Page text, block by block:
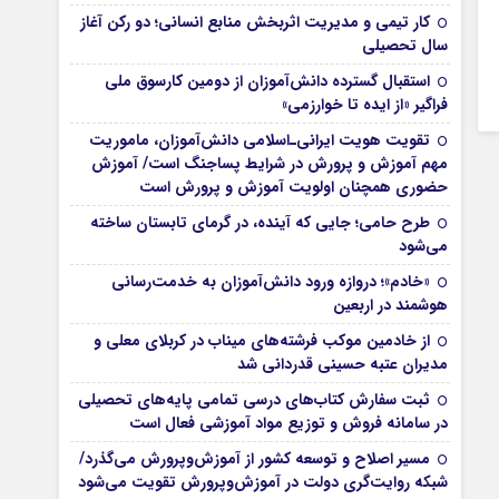
کار تیمی و مدیریت اثربخش منابع انسانی؛ دو رکن آغاز
سال تحصیلی
استقبال گسترده دانش‌آموزان از دومین کارسوق ملی
فراگیر «از ایده تا خوارزمی»
تقویت هویت ایرانی‌ـ‌اسلامی دانش‌آموزان، ماموریت
مهم آموزش و پرورش در شرایط پساجنگ است/ آموزش
حضوری همچنان اولویت آموزش و پرورش است
طرح حامی؛ جایی که آینده، در گرمای تابستان ساخته
می‌شود
«خادم»؛ دروازه ورود دانش‌آموزان به خدمت‌رسانی
هوشمند در اربعین
از خادمین موکب فرشته‌های میناب در کربلای معلی و
مدیران عتبه حسینی قدردانی شد
ثبت سفارش کتاب‌های درسی تمامی پایه‌های تحصیلی
در سامانه فروش و توزیع مواد آموزشی فعال است
مسیر اصلاح و توسعه کشور از آموزش‌وپرورش می‌گذرد/
شبکه روایت‌‌گری دولت در آموزش‌وپرورش تقویت می‌شود